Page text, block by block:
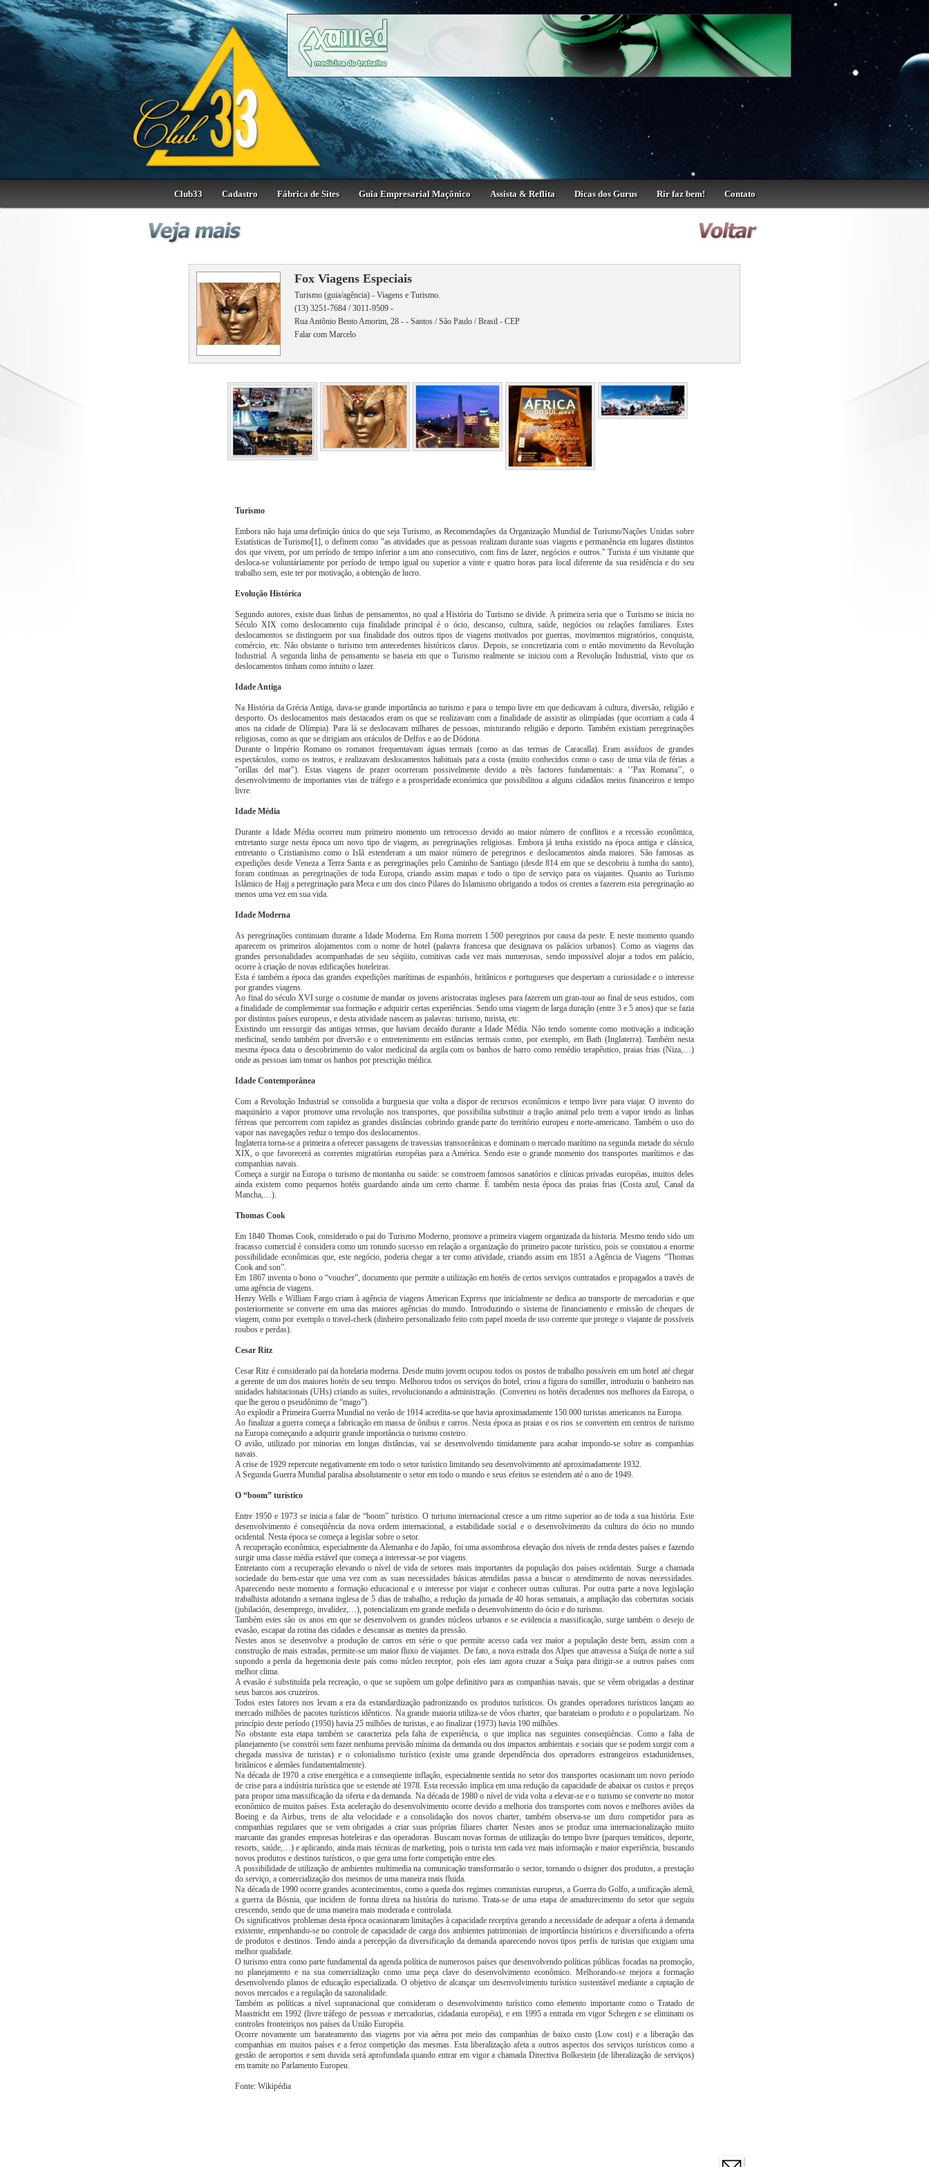
Club33 Cadastro Fábrica de Sites Guia Empresarial Maçônico Assista & Reflita Dicas dos Gurus Rir faz bem! Contato
Fox Viagens Especiais
Turismo (guia/agência) - Viagens e Turismo.
(13) 3251-7684 / 3011-9509 -
Rua Antônio Bento Amorim, 28 - - Santos / São Paulo / Brasil - CEP
Falar com Marcelo
Turismo
Embora não haja uma definição única do que seja Turismo, as Recomendações da Organização Mundial de Turismo/Nações Unidas sobre
Estatísticas de Turismo[1], o definem como "as atividades que as pessoas realizam durante suas viagens e permanência em lugares distintos
dos que vivem, por um período de tempo inferior a um ano consecutivo, com fins de lazer, negócios e outros." Turista é um visitante que
desloca-se voluntáriamente por período de tempo igual ou superior a vinte e quatro horas para local diferente da sua residência e do seu
trabalho sem, este ter por motivação, a obtenção de lucro.
Evolução Histórica
Segundo autores, existe duas linhas de pensamentos, no qual a História do Turismo se divide. A primeira seria que o Turismo se inicia no
Século XIX como deslocamento cuja finalidade principal é o ócio, descanso, cultura, saúde, negócios ou relações familiares. Estes
deslocamentos se distinguem por sua finalidade dos outros tipos de viagens motivados por guerras, movimentos migratórios, conquista,
comércio, etc. Não obstante o turismo tem antecedentes históricos claros. Depois, se concretizaria com o então movimento da Revolução
Industrial. A segunda linha de pensamento se baseia em que o Turismo realmente se iniciou com a Revolução Industrial, visto que os
deslocamentos tinham como intuito o lazer.
Idade Antiga
Na História da Grécia Antiga, dava-se grande importância ao turismo e para o tempo livre em que dedicavam à cultura, diversão, religião e
desporto. Os deslocamentos mais destacados eram os que se realizavam com a finalidade de assistir as olimpíadas (que ocorriam a cada 4
anos na cidade de Olímpia). Para lá se deslocavam milhares de pessoas, misturando religião e deporto. Também existiam peregrinações
religiosas, como as que se dirigiam aos oráculos de Delfos e ao de Dódona.
Durante o Império Romano os romanos frequentavam águas termais (como as das termas de Caracalla). Eram assíduos de grandes
espectáculos, como os teatros, e realizavam deslocamentos habituais para a costa (muito conhecidos como o caso de uma vila de férias a
"orillas del mar"). Estas viagens de prazer ocorreram possivelmente devido a três factores fundamentais: a ‘’Pax Romana’’, o
desenvolvimento de importantes vias de tráfego e a prosperidade económica que possibilitou a alguns cidadãos meios financeiros e tempo
livre.
Idade Média
Durante a Idade Média ocorreu num primeiro momento um retrocesso devido ao maior número de conflitos e a recessão econômica,
entretanto surge nesta época um novo tipo de viagem, as peregrinações religiosas. Embora já tenha existido na época antiga e clássica,
entretanto o Cristianismo como o Islã estenderam a um maior número de peregrinos e deslocamentos ainda maiores. São famosas as
expedições desde Veneza a Terra Santa e as peregrinações pelo Caminho de Santiago (desde 814 em que se descobriu à tumba do santo),
foram contínuas as peregrinações de toda Europa, criando assim mapas e todo o tipo de serviço para os viajantes. Quanto ao Turismo
Islâmico de Hajj a peregrinação para Meca e um dos cinco Pilares do Islamismo obrigando a todos os crentes a fazerem esta peregrinação ao
menos uma vez em sua vida.
Idade Moderna
As peregrinações continuam durante a Idade Moderna. Em Roma morrem 1.500 peregrinos por causa da peste. E neste momento quando
aparecem os primeiros alojamentos com o nome de hotel (palavra francesa que designava os palácios urbanos). Como as viagens das
grandes personalidades acompanhadas de seu séqüito, comitivas cada vez mais numerosas, sendo impossível alojar a todos em palácio,
ocorre à criação de novas edificações hoteleiras.
Esta é também a época das grandes expedições marítimas de espanhóis, britânicos e portugueses que despertam a curiosidade e o interesse
por grandes viagens.
Ao final do século XVI surge o costume de mandar os jovens aristocratas ingleses para fazerem um gran-tour ao final de seus estudos, com
a finalidade de complementar sua formação e adquirir certas experiências. Sendo uma viagem de larga duração (entre 3 e 5 anos) que se fazia
por distintos países europeus, e desta atividade nascem as palavras: turismo, turista, etc.
Existindo um ressurgir das antigas termas, que haviam decaído durante a Idade Média. Não tendo somente como motivação a indicação
medicinal, sendo também por diversão e o entretenimento em estâncias termais como, por exemplo, em Bath (Inglaterra). Também nesta
mesma época data o descobrimento do valor medicinal da argila com os banhos de barro como remédio terapêutico, praias frias (Niza,…)
onde as pessoas iam tomar os banhos por prescrição médica.
Idade Contemporânea
Com a Revolução Industrial se consolida a burguesia que volta a dispor de recursos econômicos e tempo livre para viajar. O invento do
maquinário a vapor promove uma revolução nos transportes, que possibilita substituir a tração animal pelo trem a vapor tendo as linhas
férreas que percorrem com rapidez as grandes distâncias cobrindo grande parte do território europeu e norte-americano. Também o uso do
vapor nas navegações reduz o tempo dos deslocamentos.
Inglaterra torna-se a primeira a oferecer passagens de travessias transoceânicas e dominam o mercado marítimo na segunda metade do século
XIX, o que favorecerá as correntes migratórias européias para a América. Sendo este o grande momento dos transportes marítimos e das
companhias navais.
Começa a surgir na Europa o turismo de montanha ou saúde: se constroem famosos sanatórios e clínicas privadas européias, muitos deles
ainda existem como pequenos hotéis guardando ainda um certo charme. É também nesta época das praias frias (Costa azul, Canal da
Mancha,…).
Thomas Cook
Em 1840 Thomas Cook, considerado o pai do Turismo Moderno, promove a primeira viagem organizada da historia. Mesmo tendo sido um
fracasso comercial é considera como um rotundo sucesso em relação a organização do primeiro pacote turístico, pois se constatou a enorme
possibilidade econômicas que, este negócio, poderia chegar a ter como atividade, criando assim em 1851 a Agência de Viagens “Thomas
Cook and son”.
Em 1867 inventa o bono o “voucher”, documento que permite a utilização em hotéis de certos serviços contratados e propagados a través de
uma agência de viagens.
Henry Wells e William Fargo criam à agência de viagens American Express que inicialmente se dedica ao transporte de mercadorias e que
posteriormente se converte em uma das maiores agências do mundo. Introduzindo o sistema de financiamento e emissão de cheques de
viagem, como por exemplo o travel-check (dinheiro personalizado feito com papel moeda de uso corrente que protege o viajante de possíveis
roubos e perdas).
Cesar Ritz
Cesar Ritz é considerado pai da hotelaria moderna. Desde muito jovem ocupou todos os postos de trabalho possíveis em um hotel até chegar
a gerente de um dos maiores hotéis de seu tempo. Melhorou todos os serviços do hotel, criou a figura do sumiller, introduziu o banheiro nas
unidades habitacionais (UHs) criando as suítes, revolucionando a administração. (Converteu os hotéis decadentes nos melhores da Europa, o
que lhe gerou o pseudônimo de “mago”).
Ao explodir a Primeira Guerra Mundial no verão de 1914 acredita-se que havia aproximadamente 150.000 turistas americanos na Europa.
Ao finalizar a guerra começa a fabricação em massa de ônibus e carros. Nesta época as praias e os rios se convertem em centros de turismo
na Europa começando a adquirir grande importância o turismo costeiro.
O avião, utilizado por minorias em longas distâncias, vai se desenvolvendo timidamente para acabar impondo-se sobre as companhias
navais.
A crise de 1929 repercute negativamente em todo o setor turístico limitando seu desenvolvimento até aproximadamente 1932.
A Segunda Guerra Mundial paralisa absolutamente o setor em todo o mundo e seus efeitos se estendem até o ano de 1949.
O “boom” turístico
Entre 1950 e 1973 se inicia a falar de “boom” turístico. O turismo internacional cresce a um ritmo superior ao de toda a sua história. Este
desenvolvimento é conseqüência da nova ordem internacional, a estabilidade social e o desenvolvimento da cultura do ócio no mundo
ocidental. Nesta época se começa a legislar sobre o setor.
A recuperação econômica, especialmente da Alemanha e do Japão, foi uma assombrosa elevação dos níveis de renda destes países e fazendo
surgir uma classe média estável que começa a interessar-se por viagens.
Entretanto com a recuperação elevando o nível de vida de setores mais importantes da população dos países ocidentais. Surge a chamada
sociedade do bem-estar que uma vez com as suas necessidades básicas atendidas passa a buscar o atendimento de novas necessidades.
Aparecendo neste momento a formação educacional e o interesse por viajar e conhecer outras culturas. Por outra parte a nova legislação
trabalhista adotando a semana inglesa de 5 dias de trabalho, a redução da jornada de 40 horas semanais, a ampliação das coberturas sociais
(jubilación, desemprego, invalidez,…), potencializam em grande medida o desenvolvimento do ócio e do turismo.
Também estes são os anos em que se desenvolvem os grandes núcleos urbanos e se evidencia a massificação, surge também o desejo de
evasão, escapar da rotina das cidades e descansar as mentes da pressão.
Nestes anos se desenvolve a produção de carros em série o que permite acesso cada vez maior a população deste bem, assim com a
construção de mais estradas, permite-se um maior fluxo de viajantes. De fato, a nova estrada dos Alpes que atravessa a Suíça de norte a sul
supondo a perda da hegemonia deste país como núcleo receptor, pois eles iam agora cruzar a Suíça para dirigir-se a outros países com
melhor clima.
A evasão é substituída pela recreação, o que se supõem um golpe definitivo para as companhias navais, que se vêem obrigadas a destinar
seus barcos aos cruzeiros.
Todos estes fatores nos levam a era da estandardização padronizando os produtos turísticos. Os grandes operadores turísticos lançam ao
mercado milhões de pacotes turísticos idênticos. Na grande maioria utiliza-se de vôos charter, que barateiam o produto e o popularizam. No
princípio deste período (1950) havia 25 milhões de turistas, e ao finalizar (1973) havia 190 milhões.
No obstante esta etapa também se caracteriza pela falta de experiência, o que implica nas seguintes conseqüências. Como a falta de
planejamento (se constrói sem fazer nenhuma previsão mínima da demanda ou dos impactos ambientais e sociais que se podem surgir com a
chegada massiva de turistas) e o colonialismo turístico (existe uma grande dependência dos operadores estrangeiros estadunidenses,
britânicos e alemães fundamentalmente).
Na década de 1970 a crise energética e a conseqüente inflação, especialmente sentida no setor dos transportes ocasionam um novo período
de crise para a indústria turística que se estende até 1978. Esta recessão implica em uma redução da capacidade de abaixar os custos e preços
para propor uma massificação da oferta e da demanda. Na década de 1980 o nível de vida volta a elevar-se e o turismo se converte no motor
econômico de muitos países. Esta aceleração do desenvolvimento ocorre devido a melhoria dos transportes com novos e melhores aviões da
Boeing e da Airbus, trens de alta velocidade e a consolidação dos novos charter, também observa-se um duro competidor para as
companhias regulares que se vem obrigadas a criar suas próprias filiares charter. Nestes anos se produz uma internacionalização muito
marcante das grandes empresas hoteleiras e das operadoras. Buscam novas formas de utilização do tempo livre (parques temáticos, deporte,
resorts, saúde,…) e aplicando, ainda mais técnicas de marketing, pois o turista tem cada vez mais informação e maior experiência, buscando
novos produtos e destinos turísticos, o que gera uma forte competição entre eles.
A possibilidade de utilização de ambientes multimedia na comunicação transformarão o sector, tornando o dsigner dos produtos, a prestação
do serviço, a comercialização dos mesmos de uma maneira mais fluida.
Na década de 1990 ocorre grandes acontecimentos, como a queda dos regimes comunistas europeus, a Guerra do Golfo, a unificação alemã,
a guerra da Bósnia, que incidem de forma direta na história do turismo. Trata-se de uma etapa de amadurecimento do setor que seguiu
crescendo, sendo que de uma maneira mais moderada e controlada.
Os significativos problemas desta época ocasionaram limitações à capacidade receptiva gerando a necessidade de adequar a oferta à demanda
existente, empenhando-se no controle de capacidade de carga dos ambientes patrimoniais de importância históricos e diversificando a oferta
de produtos e destinos. Tendo ainda a percepção da diversificação da demanda aparecendo novos tipos perfis de turistas que exigiam uma
melhor qualidade.
O turismo entra como parte fundamental da agenda política de numerosos países que desenvolvendo políticas públicas focadas na promoção,
no planejamento e na sua comercialização como uma peça clave do desenvolvimento econômico. Melhorando-se mejora a formação
desenvolvendo planos de educação especializada. O objetivo de alcançar um desenvolvimento turístico sustentável mediante a captação de
novos mercados e a regulação da sazonalidade.
Também as políticas a nível supranacional que consideram o desenvolvimento turístico como elemento importante como o Tratado de
Maastricht em 1992 (livre tráfego de pessoas e mercadorias, cidadania européia), e em 1995 a entrada em vigor Schegen e se eliminam os
controles fronteiriços nos países da União Européia.
Ocorre novamente um barateamento das viagens por via aérea por meio das companhias de baixo custo (Low cost) e a liberação das
companhias em muitos países e a feroz competição das mesmas. Esta liberalização afeta a outros aspectos dos serviços turísticos como a
gestão de aeroportos e sem duvida será aprofundada quando entrar em vigor a chamada Directiva Bolkestein (de liberalização de serviços)
em tramite no Parlamento Europeu.
Fonte: Wikipédia